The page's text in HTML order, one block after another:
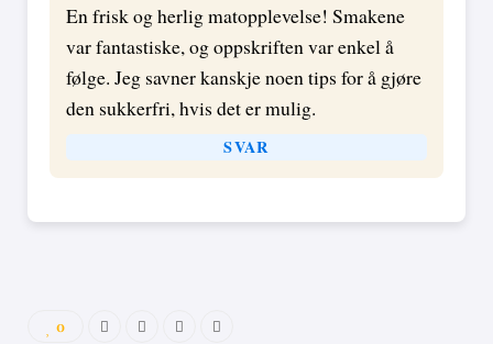
En frisk og herlig matopplevelse! Smakene
var fantastiske, og oppskriften var enkel å
følge. Jeg savner kanskje noen tips for å gjøre
den sukkerfri, hvis det er mulig.
SVAR
0